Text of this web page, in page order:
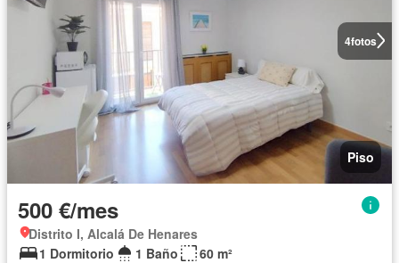
4fotos
Piso
500 €/mes
Distrito I, Alcalá De Henares
1 Dormitorio
1 Baño
60 m²